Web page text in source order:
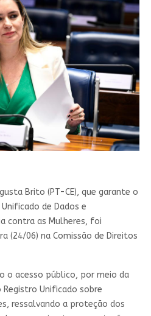
Brito (PT-CE), que garante o
de Dados e
contra as Mulheres, foi
(24/06) na Comissão de Direitos
o acesso público, por meio da
Unificado sobre
ressalvando a proteção dos